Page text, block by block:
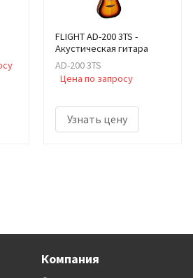
FLIGHT AD-200 3TS -
Акустическая гитара
AD-200 3TS
Цена по запросу
Узнать цену
Компания